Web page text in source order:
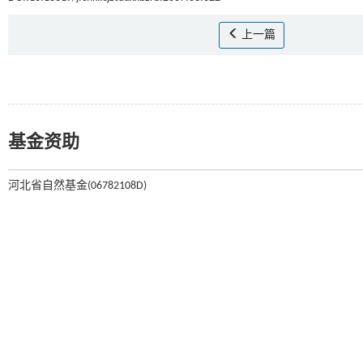
上一篇
基金资助
河北省自然基金(06782108D)